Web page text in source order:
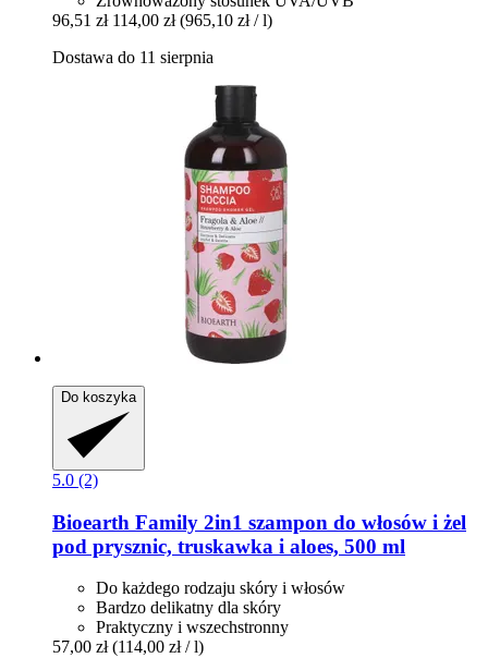
96,51 zł 114,00 zł (965,10 zł / l)
Dostawa do 11 sierpnia
Do koszyka
5.0 (2)
Bioearth Family 2in1 szampon do włosów i żel
pod prysznic, truskawka i aloes, 500 ml
Do każdego rodzaju skóry i włosów
Bardzo delikatny dla skóry
Praktyczny i wszechstronny
57,00 zł (114,00 zł / l)